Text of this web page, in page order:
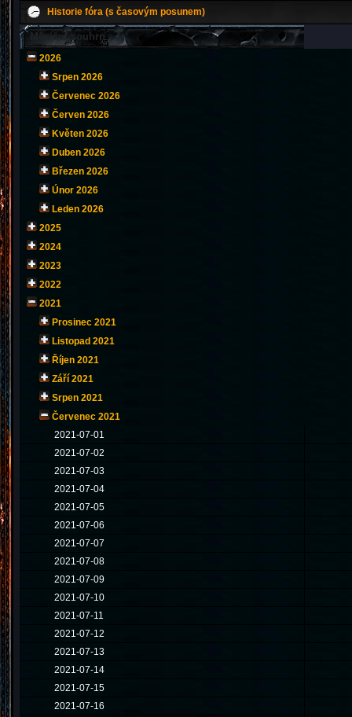
Historie fóra (s časovým posunem)
Měsíční souhrn
2026
Srpen 2026
Červenec 2026
Červen 2026
Květen 2026
Duben 2026
Březen 2026
Únor 2026
Leden 2026
2025
2024
2023
2022
2021
Prosinec 2021
Listopad 2021
Říjen 2021
Září 2021
Srpen 2021
Červenec 2021
2021-07-01
2021-07-02
2021-07-03
2021-07-04
2021-07-05
2021-07-06
2021-07-07
2021-07-08
2021-07-09
2021-07-10
2021-07-11
2021-07-12
2021-07-13
2021-07-14
2021-07-15
2021-07-16